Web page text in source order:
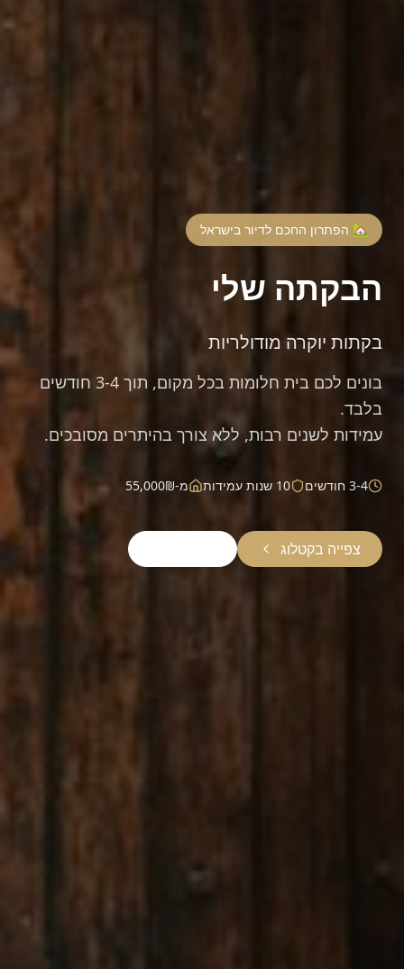
🏡 הפתרון החכם לדיור בישראל
הבקתה שלי
בקתות יוקרה מודולריות
בונים לכם בית חלומות בכל מקום, תוך 3-4 חודשים
בלבד.
עמידות לשנים רבות, ללא צורך בהיתרים מסובכים.
3-4 חודשים 10 שנות עמידות מ-55,000₪
צפייה בקטלוג